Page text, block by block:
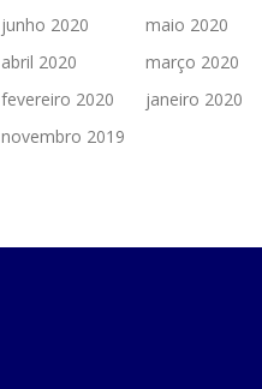
junho 2020
maio 2020
abril 2020
março 2020
fevereiro 2020
janeiro 2020
novembro 2019